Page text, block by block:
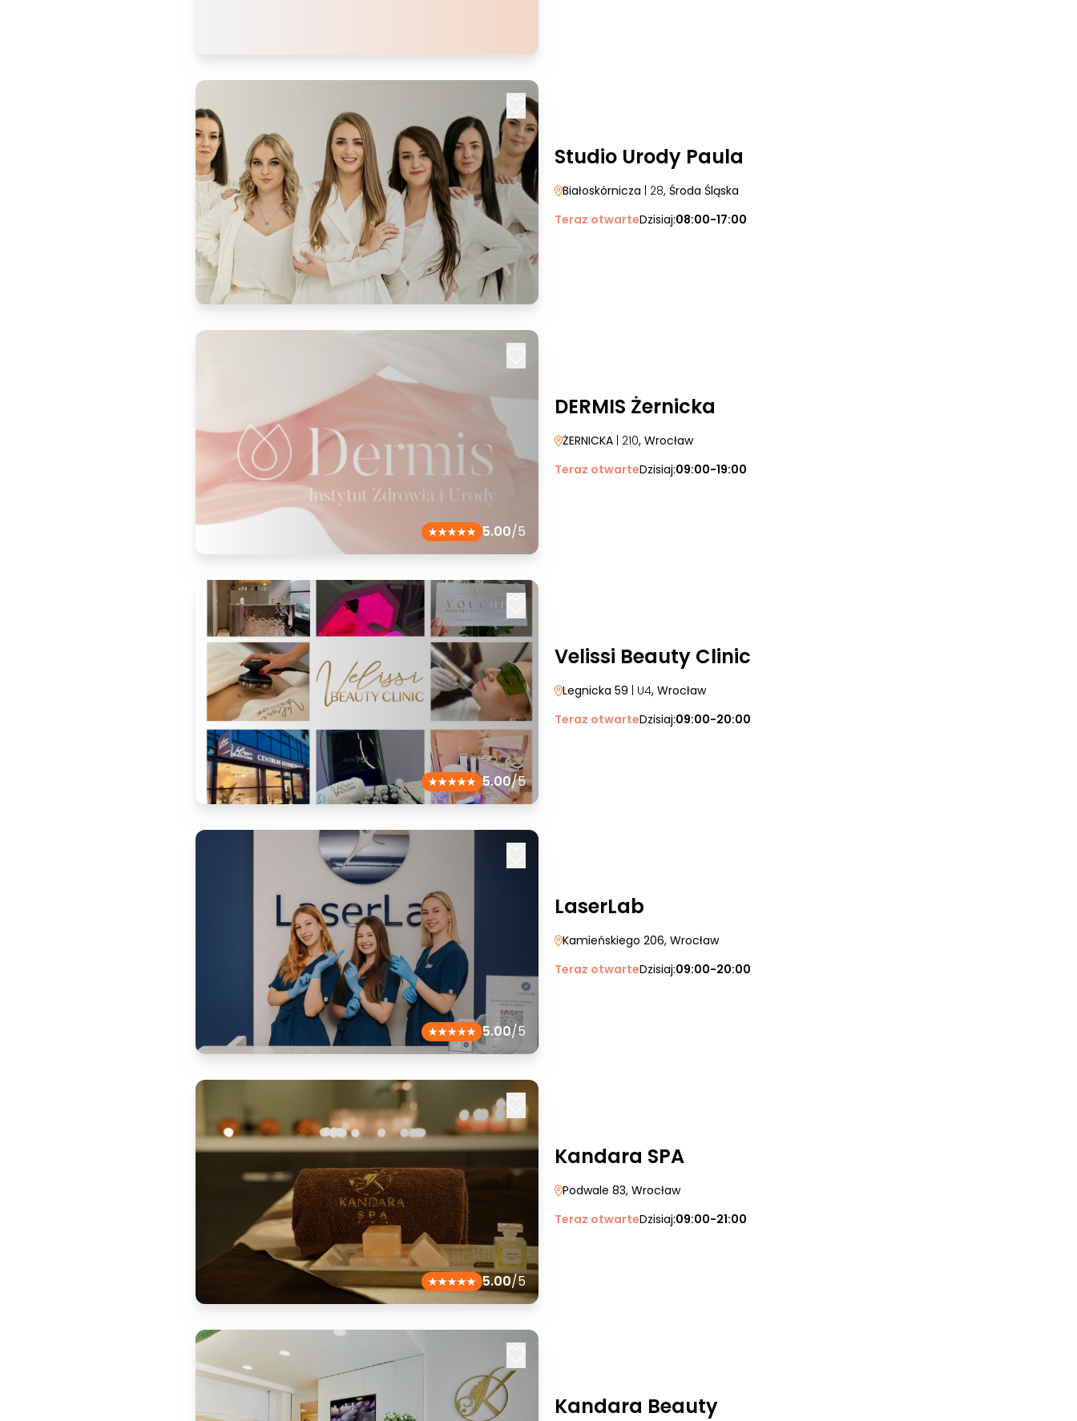
Studio Urody Paula
Białoskórnicza | 28, Środa Śląska
Teraz otwarteDzisiaj:08:00-17:00
5.00/5
DERMIS Żernicka
ŻERNICKA | 210, Wrocław
Teraz otwarteDzisiaj:09:00-19:00
5.00/5
Velissi Beauty Clinic
Legnicka 59 | U4, Wrocław
Teraz otwarteDzisiaj:09:00-20:00
5.00/5
LaserLab
Kamieńskiego 206, Wrocław
Teraz otwarteDzisiaj:09:00-20:00
5.00/5
Kandara SPA
Podwale 83, Wrocław
Teraz otwarteDzisiaj:09:00-21:00
Kandara Beauty